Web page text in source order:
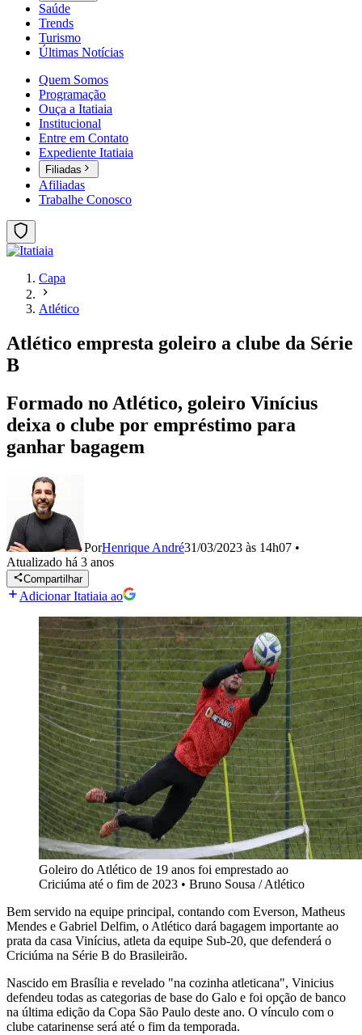
Saúde
Trends
Turismo
Últimas Notícias
Quem Somos
Programação
Ouça a Itatiaia
Institucional
Entre em Contato
Expediente Itatiaia
Filiadas
Afiliadas
Trabalhe Conosco
Capa
Atlético
Atlético empresta goleiro a clube da Série
B
Formado no Atlético, goleiro Vinícius
deixa o clube por empréstimo para
ganhar bagagem
PorHenrique André31/03/2023 às 14h07 •
Atualizado há 3 anos
Compartilhar
Adicionar Itatiaia ao
Goleiro do Atlético de 19 anos foi emprestado ao
Criciúma até o fim de 2023 • Bruno Sousa / Atlético
Bem servido na equipe principal, contando com Everson, Matheus
Mendes e Gabriel Delfim, o Atlético dará bagagem importante ao
prata da casa Vinícius, atleta da equipe Sub-20, que defenderá o
Criciúma na Série B do Brasileirão.
Nascido em Brasília e revelado "na cozinha atleticana", Vinicius
defendeu todas as categorias de base do Galo e foi opção de banco
na última edição da Copa São Paulo deste ano. O vínculo com o
clube catarinense será até o fim da temporada.